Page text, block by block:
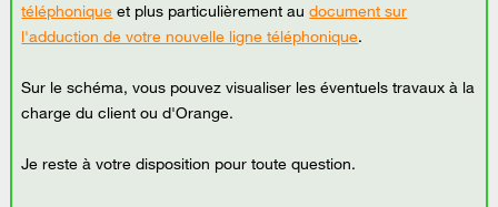
téléphonique et plus particulièrement audocument sur
l'adduction de votre nouvelle ligne téléphonique.
Sur le schéma, vous pouvez visualiser les éventuels travaux à la
charge du client ou d'Orange.
Je reste à votre disposition pour toute question.